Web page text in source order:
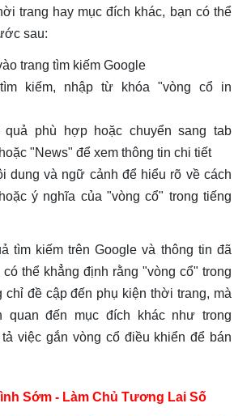
trang hay mục đích khác, bạn có thể
sau:
trang tìm kiếm Google
kiếm, nhập từ khóa "vòng cổ in
quả phù hợp hoặc chuyển sang tab
"News" để xem thông tin chi tiết
dung và ngữ cảnh để hiểu rõ về cách
ý nghĩa của "vòng cổ" trong tiếng
tìm kiếm trên Google và thông tin đã
thể khẳng định rằng "vòng cổ" trong
chỉ đề cập đến phụ kiện thời trang, mà
quan đến mục đích khác như trong
việc gắn vòng cổ điều khiển để bán
Sớm - Làm Chủ Tương Lai Số